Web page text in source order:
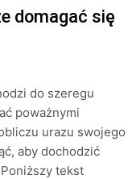
domagać się
do szeregu
poważnymi
urazu swojego
aby dochodzić
tekst